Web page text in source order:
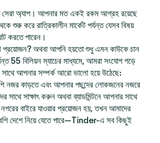
সেরা অ্যাপ। আপনার মত একই রকম আগ্রহ রয়েছে
করে রাত্রিকালীন মার্কেট পর্যন্ত যেসব বিষয়
করতে পারেন।
প্রয়োজন? অথবা আপনি হয়তো শুধু এমন কাউকে চান
55 বিলিয়ন ম্যাচের মাধ্যমে, আমরা সংযোগ গড়ে
আপনার সম্পর্ক আরো ভালো হয়ে উঠেছে:
নজর কাড়তে এবং আপনার পছন্দের লোকজনের নজরে
সাক্ষাৎ করুন অথবা ব্যাডমিন্টনে আপনার সাথে
বাইরে যাওয়ার প্রয়োজন হয়, তখন আমাদের
দেশে নিয়ে যেতে পারে—Tinder-এ সব কিছুই